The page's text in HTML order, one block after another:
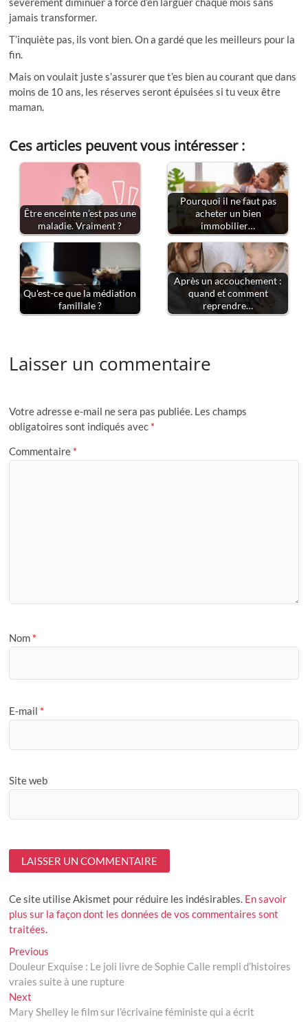
jamais transformer.
T’inquiète pas, ils vont bien. On a gardé que les meilleurs pour la
fin.
Mais on voulait juste s’assurer que t’es bien au courant que dans
moins de 10 ans, les réserves seront épuisées si tu veux être
maman.
Ces articles peuvent vous intéresser :
Être enceinte n’est pas une
maladie. Vraiment ?
Pourquoi il ne faut pas
acheter un bien
immobilier…
Qu'est-ce que la médiation
familiale ?
Après un accouchement :
quand et comment
reprendre…
Laisser un commentaire
Votre adresse e-mail ne sera pas publiée. Les champs
obligatoires sont indiqués avec *
Commentaire *
Nom *
E-mail *
Site web
Ce site utilise Akismet pour réduire les indésirables. En savoir
plus sur la façon dont les données de vos commentaires sont
traitées.
Navigation
de
l’article
Previous
post:
Douleur Exquise : Le joli livre de Sophie Calle rempli d’histoires
vraies suite à une rupture
Next
post:
Mary Shelley le film sur l’écrivaine féministe qui a écrit